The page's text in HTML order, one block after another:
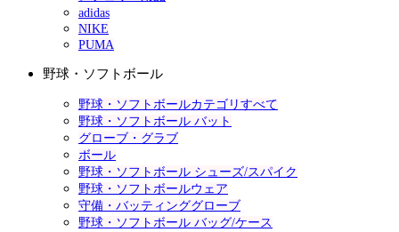
adidas
NIKE
PUMA
野球・ソフトボール
野球・ソフトボールカテゴリすべて
野球・ソフトボール バット
グローブ・グラブ
ボール
野球・ソフトボール シューズ/スパイク
野球・ソフトボールウェア
守備・バッティンググローブ
野球・ソフトボール バッグ/ケース